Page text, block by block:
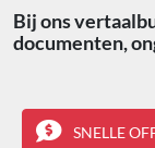
Bij ons
documenten,
SNELLE